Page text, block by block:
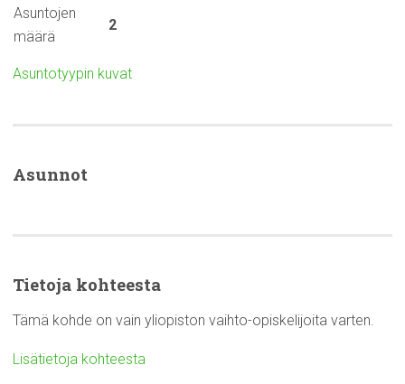
Asuntojen
määrä
2
Asuntotyypin kuvat
Asunnot
Tietoja kohteesta
Tämä kohde on vain yliopiston vaihto-opiskelijoita varten.
Lisätietoja kohteesta